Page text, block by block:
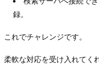
録。
これでチャレンジです。
柔軟な対応を受け入れてく